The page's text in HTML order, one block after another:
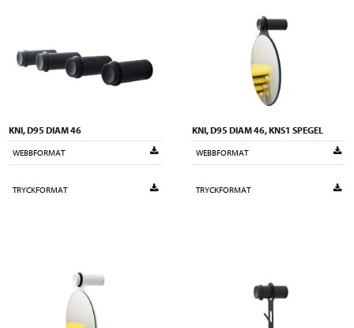
KNI, D95 DIAM 46
WEBBFORMAT
TRYCKFORMAT
KNI, D95 DIAM 46, KNS1 SPEGEL
WEBBFORMAT
TRYCKFORMAT